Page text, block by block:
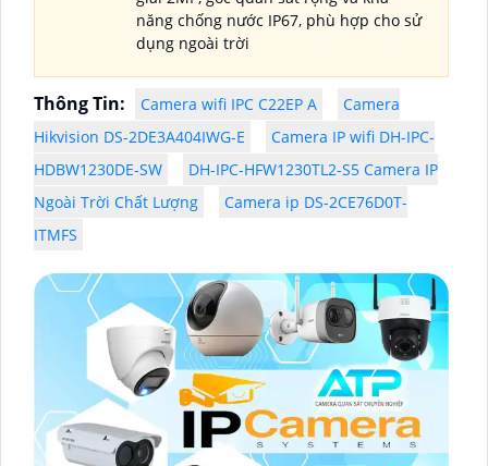
năng chống nước IP67, phù hợp cho sử
dụng ngoài trời
Thông Tin: Camera wifi IPC C22EP A
Camera
Hikvision DS-2DE3A404IWG-E
Camera IP wifi DH-IPC-
HDBW1230DE-SW
DH-IPC-HFW1230TL2-S5 Camera IP
Ngoài Trời Chất Lượng
Camera ip DS-2CE76D0T-
ITMFS